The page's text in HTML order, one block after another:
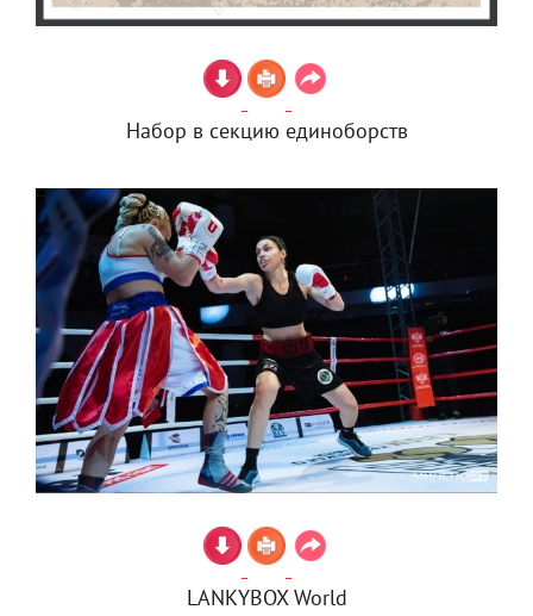
Набор в секцию единоборств
LANKYBOX World